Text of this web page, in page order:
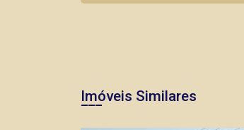
Imóveis Similares